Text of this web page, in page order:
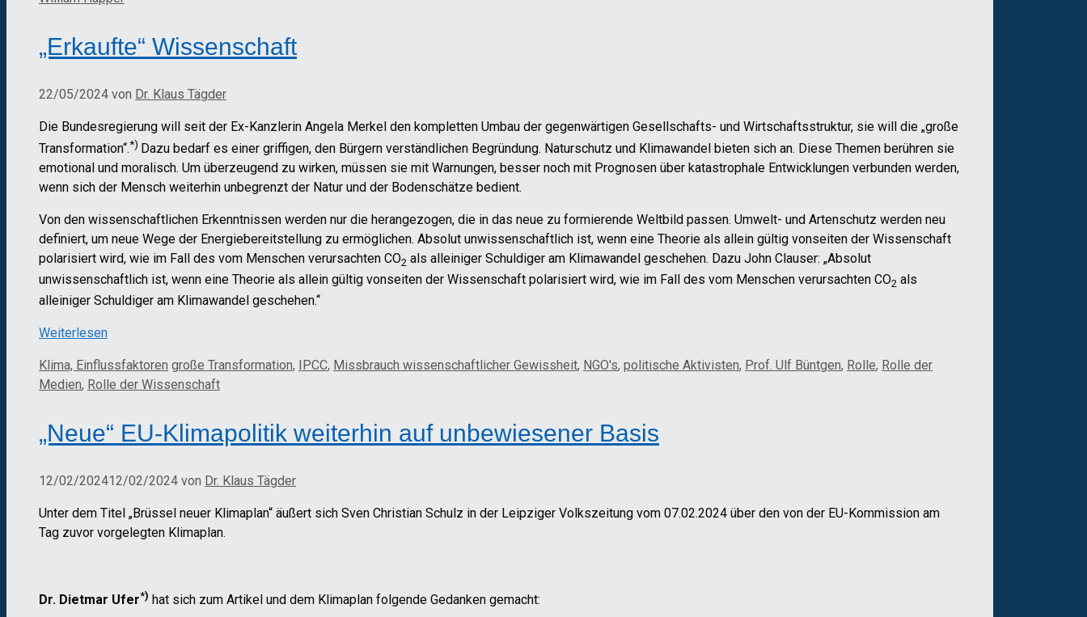
„Erkaufte“ Wissenschaft
22/05/2024 von Dr. Klaus Tägder
Die Bundesregierung will seit der Ex-Kanzlerin Angela Merkel den kompletten Umbau der gegenwärtigen Gesellschafts- und Wirtschaftsstruktur, sie will die „große
Transformation“.*) Dazu bedarf es einer griffigen, den Bürgern verständlichen Begründung. Naturschutz und Klimawandel bieten sich an. Diese Themen berühren sie
emotional und moralisch. Um überzeugend zu wirken, müssen sie mit Warnungen, besser noch mit Prognosen über katastrophale Entwicklungen verbunden werden,
wenn sich der Mensch weiterhin unbegrenzt der Natur und der Bodenschätze bedient.
Von den wissenschaftlichen Erkenntnissen werden nur die herangezogen, die in das neue zu formierende Weltbild passen. Umwelt- und Artenschutz werden neu
definiert, um neue Wege der Energiebereitstellung zu ermöglichen. Absolut unwissenschaftlich ist, wenn eine Theorie als allein gültig vonseiten der Wissenschaft
polarisiert wird, wie im Fall des vom Menschen verursachten CO2 als alleiniger Schuldiger am Klimawandel geschehen. Dazu John Clauser: „Absolut
unwissenschaftlich ist, wenn eine Theorie als allein gültig vonseiten der Wissenschaft polarisiert wird, wie im Fall des vom Menschen verursachten CO2 als
alleiniger Schuldiger am Klimawandel geschehen.“
Weiterlesen
Kategorien
Klima, Einflussfaktoren Schlagwörter
große Transformation, IPCC, Missbrauch wissenschaftlicher Gewissheit, NGO's, politische Aktivisten, Prof. Ulf Büntgen, Rolle, Rolle der
Medien, Rolle der Wissenschaft
„Neue“ EU-Klimapolitik weiterhin auf unbewiesener Basis
12/02/202412/02/2024 von Dr. Klaus Tägder
Unter dem Titel „Brüssel neuer Klimaplan“ äußert sich Sven Christian Schulz in der Leipziger Volkszeitung vom 07.02.2024 über den von der EU-Kommission am
Tag zuvor vorgelegten Klimaplan.
Dr. Dietmar Ufer*) hat sich zum Artikel und dem Klimaplan folgende Gedanken gemacht: